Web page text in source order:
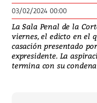
03/02/2024 00:00
La Sala Penal de la
viernes, el edicto en el
casación presentado
expresidente. La
termina con su